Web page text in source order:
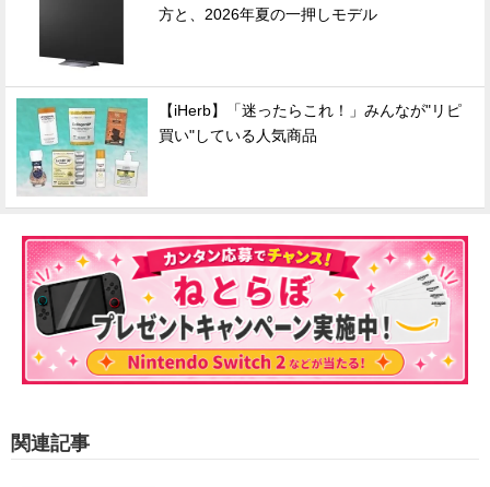
方と、2026年夏の一押しモデル
【iHerb】「迷ったらこれ！」みんなが"リピ
買い"している人気商品
関連記事